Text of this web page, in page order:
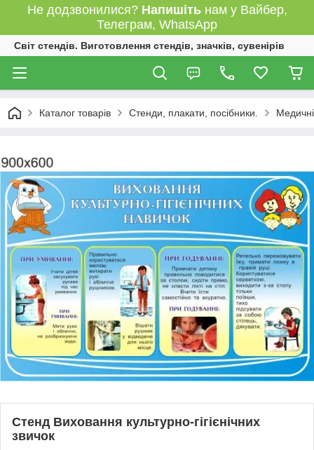
Не додзвонилися? Напишітьнам у Вайбер,
Телеграм, WhatsApp
Світ стендів. Виготовлення стендів, значків, сувенірів
Каталог товарів Стенди, плакати, посібники.
Стенд Виховання культурно-гігієнічних
звичок